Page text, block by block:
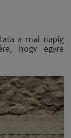
a mai napig
hogy egyre
Ecuadorból és
kívül Brazília
különleges
beszélünk,
(Arról,
Éppen ezért is